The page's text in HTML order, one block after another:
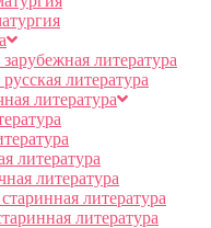
литература
литература
литература
литература
литература
литература
литература